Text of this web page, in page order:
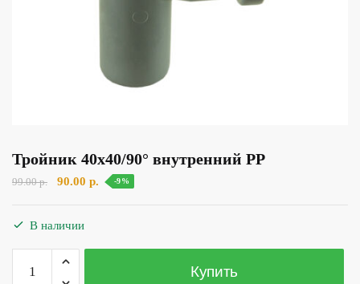
Тройник 40х40/90° внутренний PP
99.00р.
Первоначальная
90.00 р. Текущая
-9%
В наличии
Количество
товара
Купить